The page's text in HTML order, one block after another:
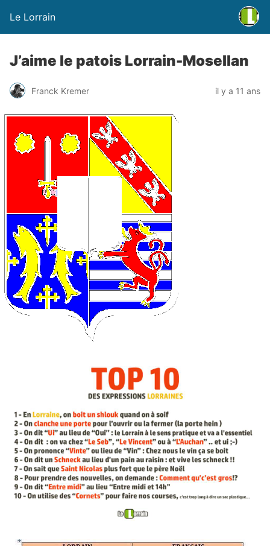
Le Lorrain
J’aime le patois Lorrain-Mosellan
Franck Kremer il y a 11 ans